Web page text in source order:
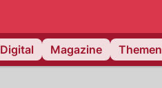
Digital Magazine Themen